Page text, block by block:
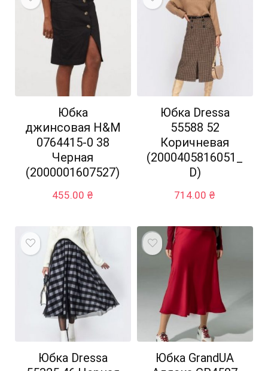
Юбка
джинсовая H&M
0764415-0 38
Черная
(2000001607527)
455.00 ₴
Юбка Dressa
55588 52
Коричневая
(2000405816051_
D)
714.00 ₴
Юбка Dressa
Юбка GrandUA